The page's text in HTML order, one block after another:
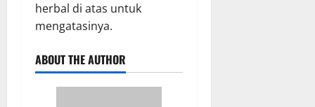
herbal di atas untuk
mengatasinya.
ABOUT THE AUTHOR